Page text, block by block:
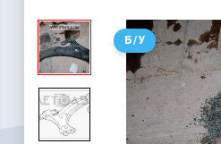
Б/У